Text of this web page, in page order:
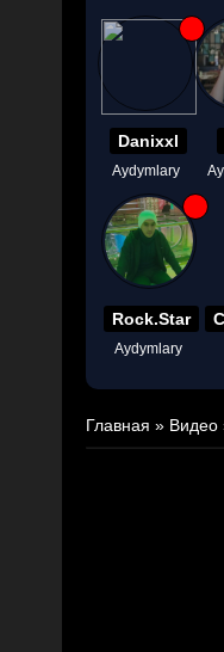
Danixxl
Aydymlary
Rock.Star
Aydymlary
Главная » Видео